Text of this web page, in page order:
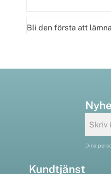
Bli den första att
Dina
Kundtjänst